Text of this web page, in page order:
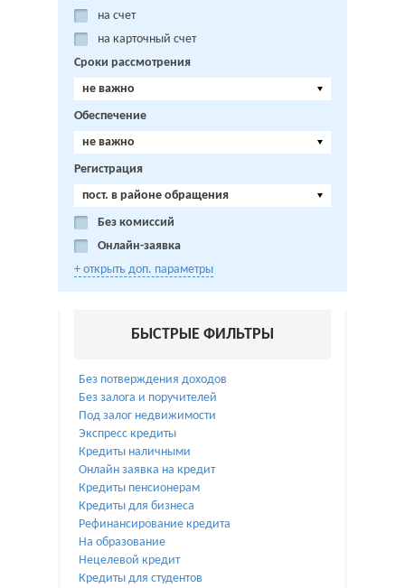
на счет
на карточный счет
Сроки рассмотрения
не важно
Обеспечение
не важно
Регистрация
пост. в районе обращения
Без комиссий
Онлайн-заявка
+ открыть доп. параметры
БЫСТРЫЕ ФИЛЬТРЫ
Без потверждения доходов
Без залога и поручителей
Под залог недвижимости
Экспресс кредиты
Кредиты наличными
Онлайн заявка на кредит
Кредиты пенсионерам
Кредиты для бизнеса
Рефинансирование кредита
На образование
Нецелевой кредит
Кредиты для студентов